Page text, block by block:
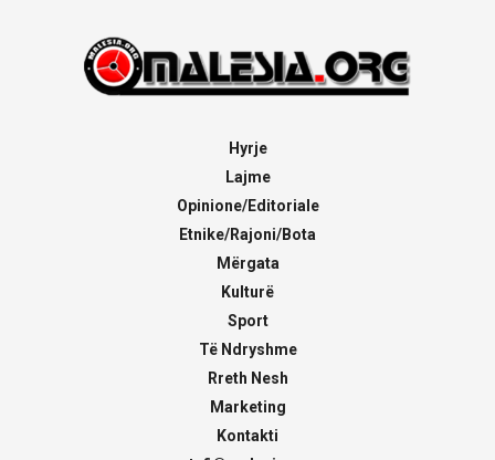
Hyrje
Lajme
Opinione/Editoriale
Etnike/Rajoni/Bota
Mërgata
Kulturë
Sport
Të Ndryshme
Rreth Nesh
Marketing
Kontakti